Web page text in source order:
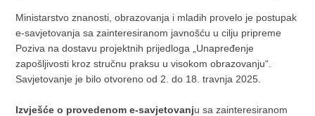
Ministarstvo znanosti, obrazovanja i mladih provelo je postupak
e-savjetovanja sa zainteresiranom javnošću u cilju pripreme
Poziva na dostavu projektnih prijedloga „Unapređenje
zapošljivosti kroz stručnu praksu u visokom obrazovanju“.
Savjetovanje je bilo otvoreno od 2. do 18. travnja 2025.
Izvješće o provedenom e-savjetovanju sa zainteresiranom